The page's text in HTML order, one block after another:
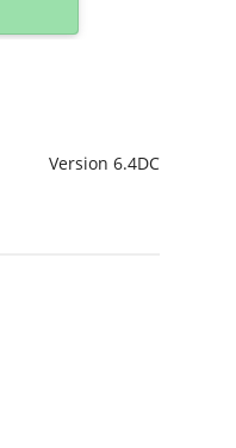
Version 6.4DC